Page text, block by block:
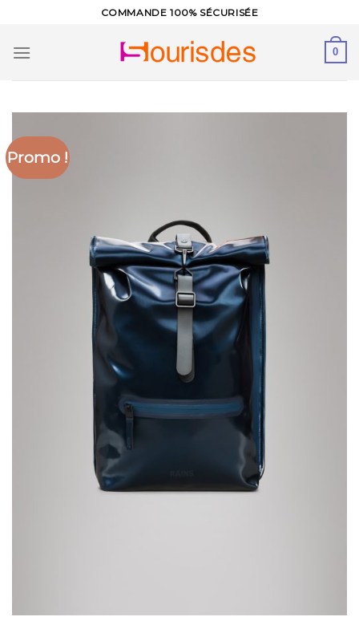
content
COMMANDE 100% SÉCURISÉE
0
Promo !